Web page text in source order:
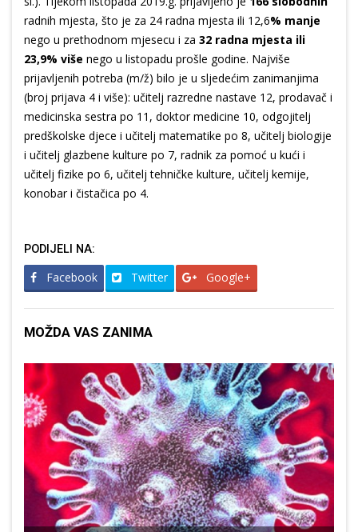
radnih mjesta, što je za 24 radna mjesta ili 12,6% manje
nego u prethodnom mjesecu i za 32 radna mjesta ili
23,9% više nego u listopadu prošle godine. Najviše
prijavljenih potreba (m/ž) bilo je u sljedećim zanimanjima
(broj prijava 4 i više): učitelj razredne nastave 12, prodavač i
medicinska sestra po 11, doktor medicine 10, odgojitelj
predškolske djece i učitelj matematike po 8, učitelj biologije
i učitelj glazbene kulture po 7, radnik za pomoć u kući i
učitelj fizike po 6, učitelj tehničke kulture, učitelj kemije,
konobar i čistačica po 4.
PODIJELI NA:
Facebook Twitter Google+
MOŽDA VAS ZANIMA